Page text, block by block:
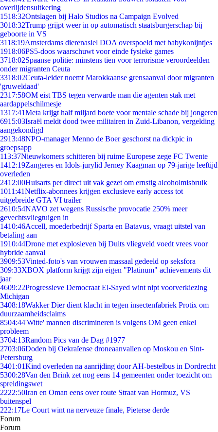
overlijdensuitkering
1518:32Ontslagen bij Halo Studios na Campaign Evolved
3018:32Trump grijpt weer in op automatisch staatsburgerschap bij
geboorte in VS
3118:19Amsterdams dierenasiel DOA overspoeld met babykonijntjes
1918:06PS5-doos waarschuwt voor einde fysieke games
3718:02Spaanse politie: minstens tien voor terrorisme veroordeelden
onder migranten Ceuta
3318:02Ceuta-leider noemt Marokkaanse grensaanval door migranten
'gruweldaad'
2317:58OM eist TBS tegen verwarde man die agenten stak met
aardappelschilmesje
1317:41Meta krijgt half miljard boete voor mentale schade bij jongeren
6915:03Israël meldt dood twee militairen in Zuid-Libanon, vergelding
aangekondigd
2913:48NPO-manager Menno de Boer geschorst na dickpic in
groepsapp
113:37Nieuwkomers schitteren bij ruime Europese zege FC Twente
1412:19Zangeres en Idols-jurylid Jerney Kaagman op 79-jarige leeftijd
overleden
2412:00Huisarts per direct uit vak gezet om ernstig alcoholmisbruik
1011:41Netflix-abonnees krijgen exclusieve early access tot
uitgebreide GTA VI trailer
2610:54NAVO zet wegens Russische provocatie 250% meer
gevechtsvliegtuigen in
1410:46Accell, moederbedrijf Sparta en Batavus, vraagt uitstel van
betaling aan
1910:44Drone met explosieven bij Duits vliegveld voedt vrees voor
hybride aanval
3909:53Vinted-foto's van vrouwen massaal gedeeld op seksfora
309:33XBOX platform krijgt zijn eigen "Platinum" achievements dit
jaar
4609:22Progressieve Democraat El-Sayed wint nipt voorverkiezing
Michigan
3408:18Wakker Dier dient klacht in tegen insectenfabriek Protix om
duurzaamheidsclaims
8504:44'Witte' mannen discrimineren is volgens OM geen enkel
probleem
3704:13Random Pics van de Dag #1977
2703:06Doden bij Oekraïense droneaanvallen op Moskou en Sint-
Petersburg
3401:01Kind overleden na aanrijding door AH-bestelbus in Dordrecht
5300:28Van den Brink zet nog eens 14 gemeenten onder toezicht om
spreidingswet
2222:50Iran en Oman eens over route Straat van Hormuz, VS
buitenspel
222:17Le Court wint na nerveuze finale, Pieterse derde
Forum
Forum